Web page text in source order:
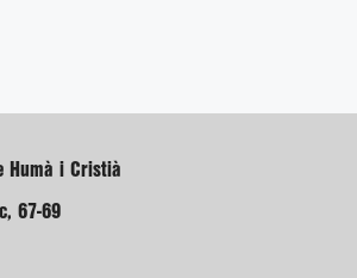
Humà i Cristià
67-69